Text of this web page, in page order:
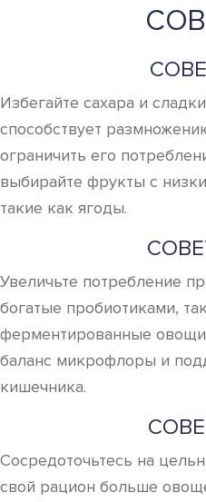
Избегайте сахара и
способствует
ограничить его
выбирайте фрукты с
такие как ягоды.
Увеличьте потребление
богатые пробиотиками,
ферментированные
баланс микрофлоры и
кишечника.
Сосредоточьтесь на
свой рацион больше